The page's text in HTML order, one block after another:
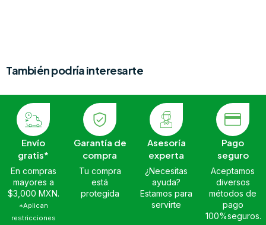
También podría interesarte
Envío
gratis*
En compras
mayores a
$3,000 MXN.
*Aplican
restricciones
Garantía de
compra
Tu compra
está
protegida
Asesoría
experta
¿Necesitas
ayuda?
Estamos para
servirte
Pago
seguro
Aceptamos
diversos
métodos de
pago
100%seguros.